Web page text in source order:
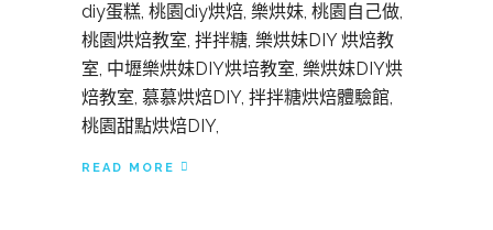
diy蛋糕, 桃園diy烘焙, 樂烘妹, 桃園自己做,
桃園烘焙教室, 拌拌糖, 樂烘妹DIY 烘焙教
室, 中壢樂烘妹DIY烘培教室, 樂烘妹DIY烘
焙教室, 慕慕烘焙DIY, 拌拌糖烘焙體驗館,
桃園甜點烘焙DIY,
READ MORE